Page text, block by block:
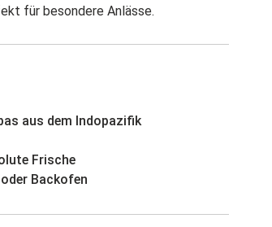
für besondere Anlässe.
aus dem Indopazifik
Frische
Backofen